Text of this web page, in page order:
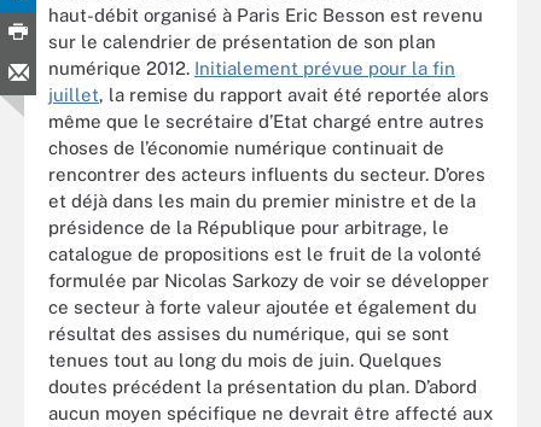
haut-débit organisé à Paris Eric Besson est revenu
sur le calendrier de présentation de son plan
numérique 2012. Initialement prévue pour la fin
juillet, la remise du rapport avait été reportée alors
même que le secrétaire d’Etat chargé entre autres
choses de l’économie numérique continuait de
rencontrer des acteurs influents du secteur. D’ores
et déjà dans les main du premier ministre et de la
présidence de la République pour arbitrage, le
catalogue de propositions est le fruit de la volonté
formulée par Nicolas Sarkozy de voir se développer
ce secteur à forte valeur ajoutée et également du
résultat des assises du numérique, qui se sont
tenues tout au long du mois de juin. Quelques
doutes précédent la présentation du plan. D’abord
aucun moyen spécifique ne devrait être affecté aux